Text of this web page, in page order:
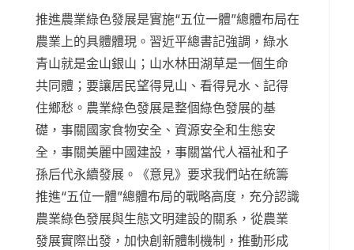
推進農業綠色發展是實施“五位一體”總體布局在
農業上的具體體現。習近平總書記強調，綠水
青山就是金山銀山；山水林田湖草是一個生命
共同體；要讓居民望得見山、看得見水、記得
住鄉愁。農業綠色發展是整個綠色發展的基
礎，事關國家食物安全、資源安全和生態安
全，事關美麗中國建設，事關當代人福祉和子
孫后代永續發展。《意見》要求我們站在統籌
推進“五位一體”總體布局的戰略高度，充分認識
農業綠色發展與生態文明建設的關系，從農業
發展實際出發，加快創新體制機制，推動形成